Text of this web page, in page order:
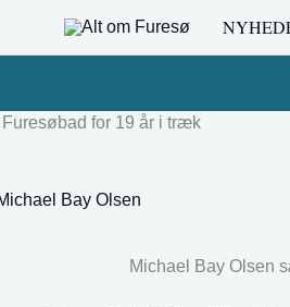
for 19 år i træk
Bay Olsen
Michael Bay Olsen